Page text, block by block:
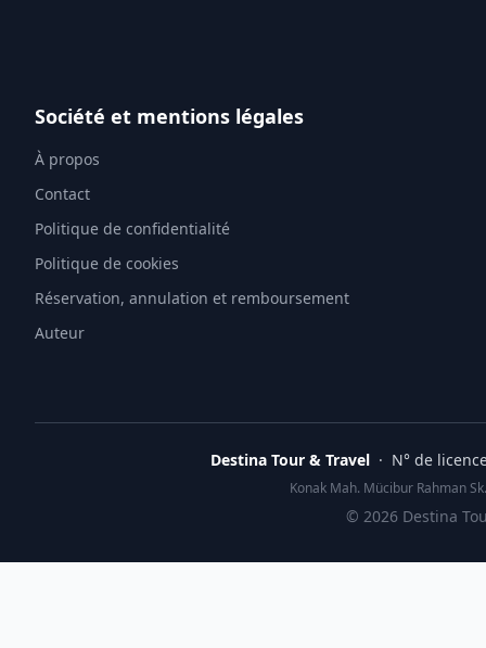
Société et mentions légales
À propos
Contact
Politique de confidentialité
Politique de cookies
Réservation, annulation et remboursement
Auteur
Destina Tour & Travel· N° de
Konak Mah. Mücibur Rahman
© 2026 Destina